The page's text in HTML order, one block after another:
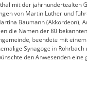
mit der jahrhundertealten
von Martin Luther und
Baumann (Akkordeon),
die Namen der 80
beendete mit
Synagoge in
den Anwesenden eine